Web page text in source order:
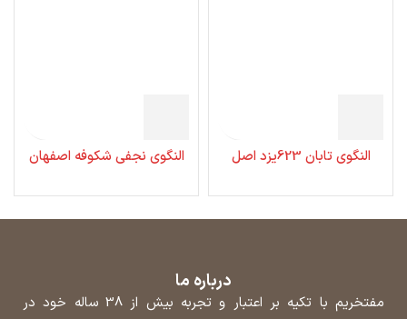
النگوی تابان 623یزد اصل النگوی نجفی شکوفه اصفهان
درباره ما
مفتخریم با تکیه بر اعتبار و تجربه بیش از 38 ساله خود در